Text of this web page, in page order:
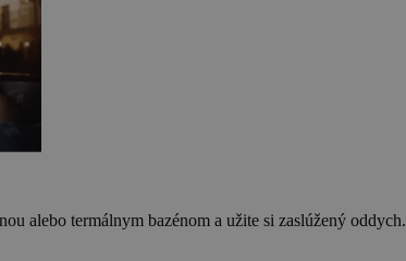
alebo termálnym bazénom a užite si zaslúžený oddych.